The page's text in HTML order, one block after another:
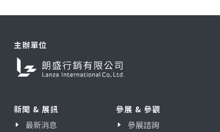
主辦單位
新聞 & 展訊
最新消息
參展 & 參觀
參展諮詢